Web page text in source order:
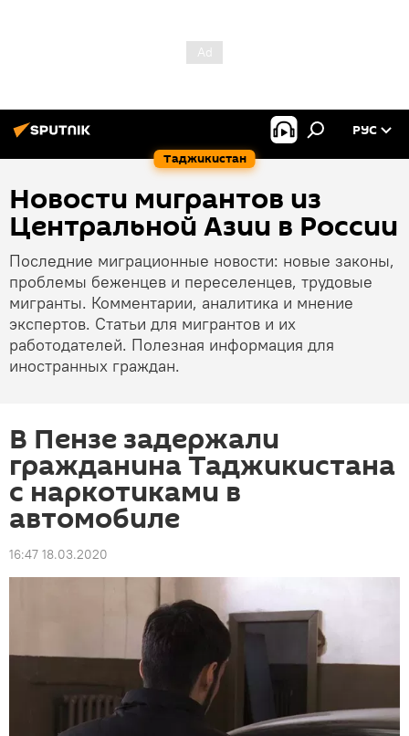
Таджикистан
РУС
Новости мигрантов из
Центральной Азии в России
Последние миграционные новости: новые законы,
проблемы беженцев и переселенцев, трудовые
мигранты. Комментарии, аналитика и мнение
экспертов. Статьи для мигрантов и их
работодателей. Полезная информация для
иностранных граждан.
В Пензе задержали
гражданина Таджикистана
с наркотиками в
автомобиле
16:47 18.03.2020